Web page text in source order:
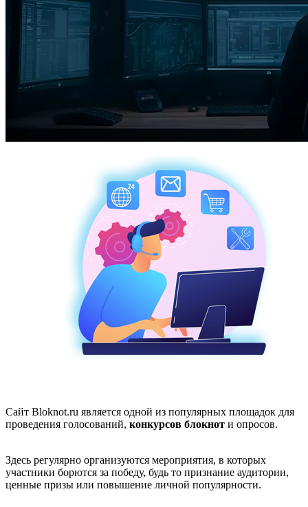
Сайт Bloknot.ru является одной из популярных площадок для
проведения голосований, конкурсов блокнот и опросов.
Здесь регулярно организуются мероприятия, в которых
участники борются за победу, будь то признание аудитории,
ценные призы или повышение личной популярности.